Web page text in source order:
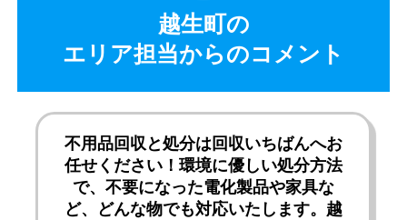
越生町の
エリア担当からのコメント
不用品回収と処分は回収いちばんへお
任せください！環境に優しい処分方法
で、不要になった電化製品や家具な
ど、どんな物でも対応いたします。越